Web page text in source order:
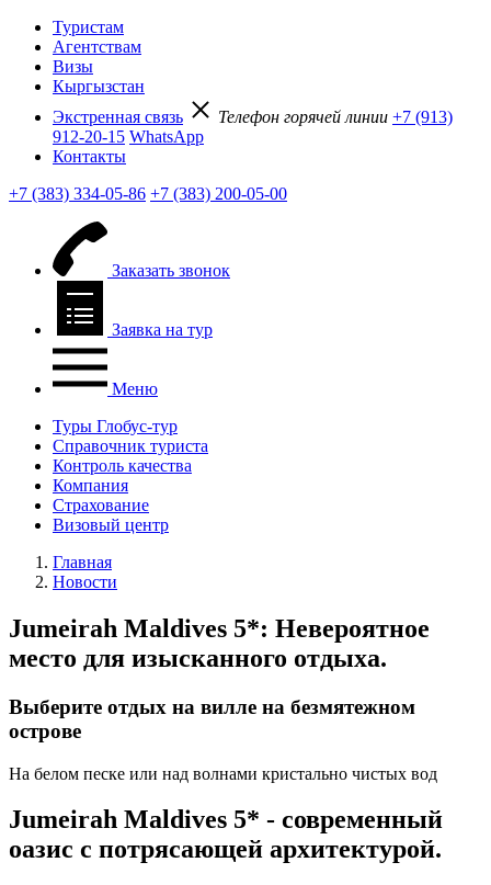
Туристам
Агентствам
Визы
Кыргызстан
Экстренная связь
Телефон горячей линии +7 (913)
912-20-15 WhatsApp
Контакты
+7 (383) 334-05-86 +7 (383) 200-05-00
Заказать звонок
Заявка на тур
Меню
Туры Глобус-тур
Справочник туриста
Контроль качества
Компания
Страхование
Визовый центр
Главная
Новости
Jumeirah Maldives 5*: Невероятное
место для изысканного отдыха.
Выберите отдых на вилле на безмятежном
острове
На белом песке или над волнами кристально чистых вод
Jumeirah Maldives 5* - современный
оазис с потрясающей архитектурой.